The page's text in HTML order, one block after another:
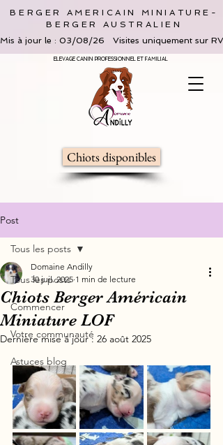
BERGER AMERICAIN MINIATURE-
BERGER AUSTRALIEN
Mis à jour le : 03/08/26   Visites uniquement sur
ELEVAGE CANIN PROFESSIONNEL ET FAMILIAL
Chiots disponibles
Post
Tous les posts
Commencer
Votre communauté
Astuces blog
Tous les posts
Chiots Berger Américain
Miniature LOF
Domaine Andilly
30 juil. 2025 1 min de lecture
Dernière mise à jour : 26 août 2025